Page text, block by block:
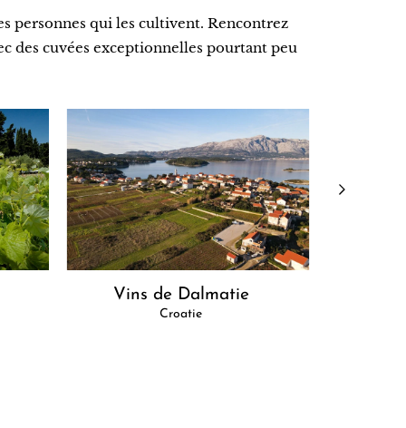
personnes qui les cultivent. Rencontrez
des cuvées exceptionnelles pourtant peu
Vins de Dalmatie
Croatie